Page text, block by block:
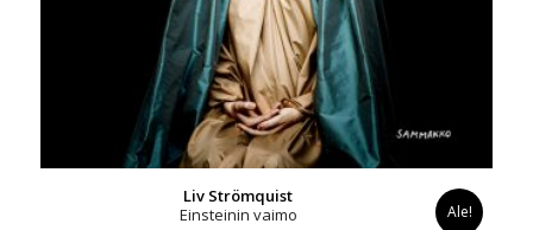
Liv Strömquist
Einsteinin vaimo
Ale!